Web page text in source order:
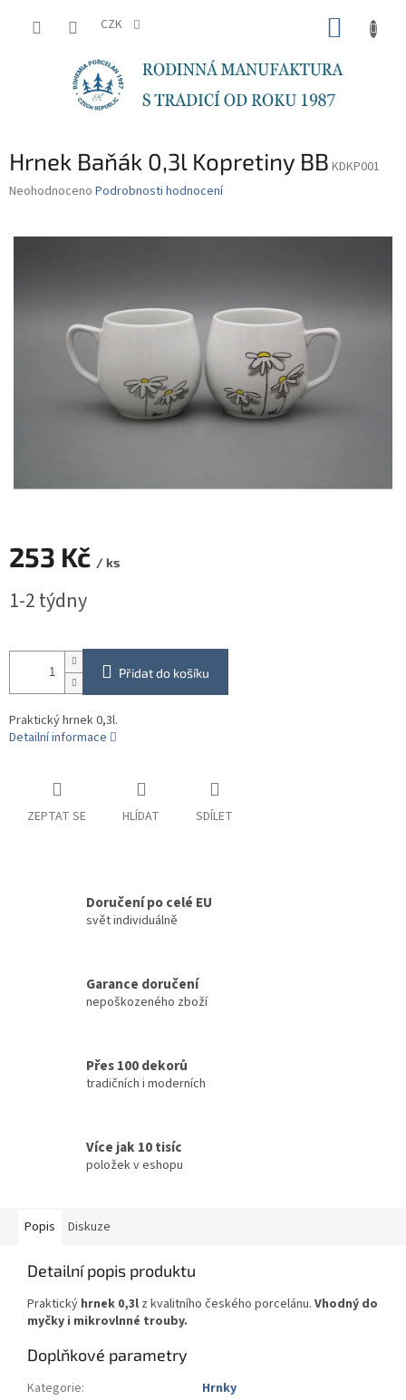
CZK
Hrnek Baňák 0,3l Kopretiny BB KDKP001
Průměrné
je
Neohodnoceno Podrobnosti hodnocení
253 Kč / ks
cena:
1-2 týdny
Přidat do košíku
Praktický hrnek 0,3l.
Detailní informace
ZEPTAT SE HLÍDAT SDÍLET
Doručení po celé EU
svět individuálně
Garance doručení
nepoškozeného zboží
Přes 100 dekorů
tradičních i moderních
Více jak 10 tisíc
položek v eshopu
Popis Diskuze
Detailní popis produktu
Praktický hrnek 0,3l z kvalitního českého porcelánu. Vhodný do
myčky i mikrovlnné trouby.
Doplňkové parametry
Kategorie:
Hrnky